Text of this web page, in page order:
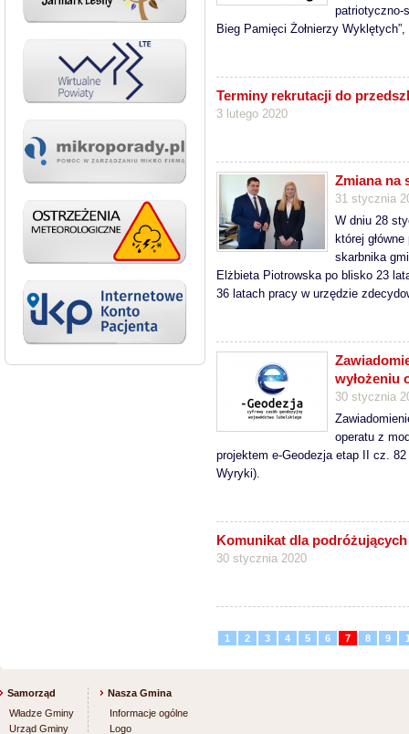
patriotyczno-
Bieg Pamięci Żołnierzy
Terminy rekrutacji do
3 lutego 2020
Zmiana na
31 stycznia
W dniu 28
której
skarbnika
Elżbieta Piotrowska po blisko 23
36 latach pracy w urzędzie
wyłożeniu
30 stycznia
operatu z
projektem e-Geodezja etap II cz.
Wyryki).
Komunikat dla
30 stycznia 2020
1 2 3 4 5 6 7 8 9
Samorząd
Władze Gminy
Urząd Gminy
Nasza Gmina
Informacje ogólne
Logo